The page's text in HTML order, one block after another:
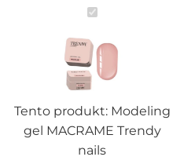
Modeling
gel
Trendy
nails
Tento produkt: Modeling
gel MACRAME Trendy
nails